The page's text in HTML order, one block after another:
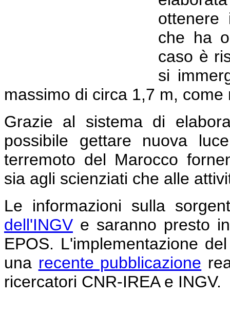
ottenere
che ha
caso è
si
massimo di circa 1,7 m,
Grazie al sistema di
possibile gettare nuova
terremoto del Marocco
sia agli scienziati che alle
Le informazioni sulla
dell'INGV e saranno presto
EPOS. L'implementazione
una recente pubblicazione
ricercatori CNR-IREA e INGV.